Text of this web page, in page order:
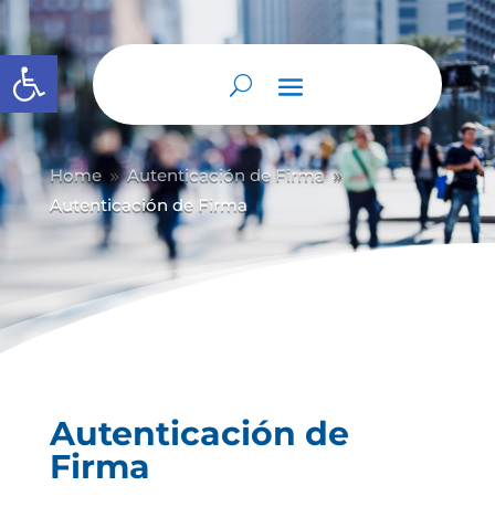
Abrir barra de herramientas
Home 9 Autenticación de Firma 9
Autenticación de Firma
Autenticación de
Firma